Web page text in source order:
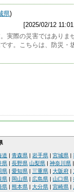
県)
[2025/02/12
実際の災害ではありま
す。こちらは、防災・
道 青森県 岩手県 宮城県
県
長野県 山梨県 神奈川県
県
愛知県 三重県 大阪府
県
岡山県 広島県 山口県
県
熊本県 大分県 宮崎県